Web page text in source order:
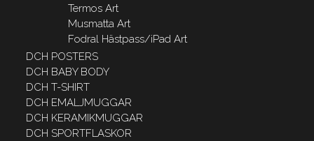
Termos Art
Musmatta Art
Fodral Hästpass/iPad Art
DCH POSTERS
DCH BABY BODY
DCH T-SHIRT
DCH EMALJMUGGAR
DCH KERAMIKMUGGAR
DCH SPORTFLASKOR